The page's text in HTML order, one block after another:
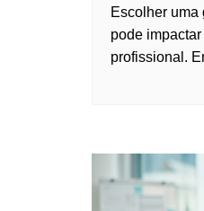
Escolher uma
pode
profissional.